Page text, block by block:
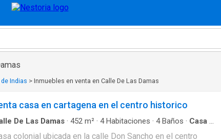
Indias > Inmuebles en venta en Calle De Las Damas
casa en cartagena en el centro historico
De Las Damas · 452 m² · 4Habitaciones · 4Baños · Casa ·
colonial ubicada en la calle Don Sancho en el centro